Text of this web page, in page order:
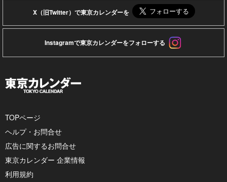
X（旧Twitter）で東京カレンダーを
Instagramで東京カレンダーをフォローする
TOPページ
ヘルプ・お問合せ
広告に関するお問合せ
東京カレンダー 企業情報
利用規約